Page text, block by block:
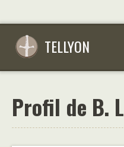
TELLYON
SE CONNECTER
S’INSCRIRE
Profil de B. L